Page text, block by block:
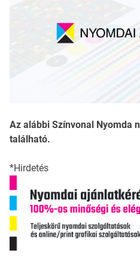
Az alábbi Színvonal Nyomda
található.
*Hirdetés